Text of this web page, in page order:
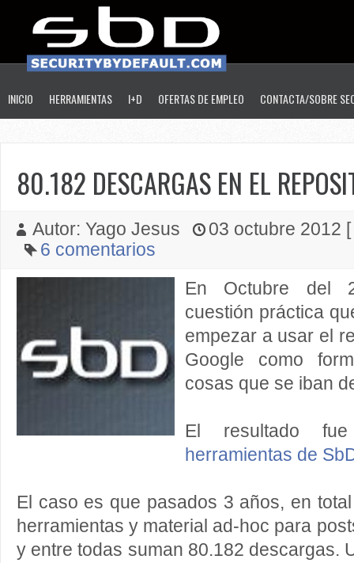
INICIO HERRAMIENTAS I+D OFERTAS DE EMPLEO CONTACTA/SOBRE
80.182 DESCARGAS EN EL
Autor: Yago Jesus
03 octubre 2012
6 comentarios
En Octubre del
cuestión práctica
empezar a usar el
Google como
cosas que se iban
El resultado
herramientas de
El caso es que pasados 3 años, en
herramientas y material ad-hoc para
y entre todas suman 80.182 descargas.